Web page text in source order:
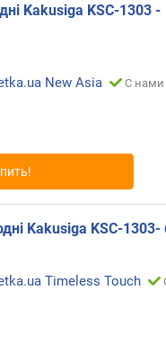
Kakusiga KSC-1303 -
New Asia С нами
Kakusiga KSC-1303-
Timeless Touch